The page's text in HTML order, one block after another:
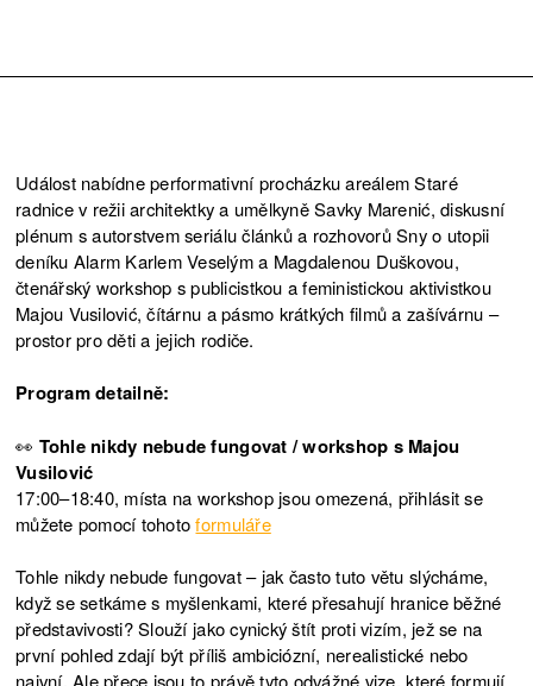
Událost nabídne performativní procházku areálem Staré
radnice v režii architektky a umělkyně Savky Marenić, diskusní
plénum s autorstvem seriálu článků a rozhovorů Sny o utopii
deníku Alarm Karlem Veselým a Magdalenou Duškovou,
čtenářský workshop s publicistkou a feministickou aktivistkou
Majou Vusilović, čítárnu a pásmo krátkých filmů a zašívárnu –
prostor pro děti a jejich rodiče.
Program detailně:
👀 Tohle nikdy nebude fungovat / workshop s Majou
Vusilović
17:00–18:40, místa na workshop jsou omezená, přihlásit se
můžete pomocí tohotoformuláře
Tohle nikdy nebude fungovat – jak často tuto větu slýcháme,
když se setkáme s myšlenkami, které přesahují hranice běžné
představivosti? Slouží jako cynický štít proti vizím, jež se na
první pohled zdají být příliš ambiciózní, nerealistické nebo
naivní. Ale přece jsou to právě tyto odvážné vize, které formují